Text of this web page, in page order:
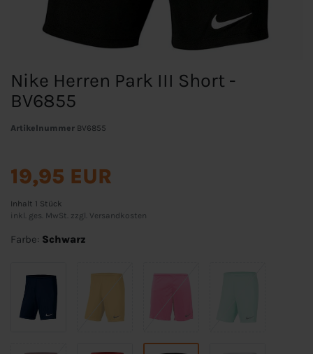
Nike Herren Park III Short -
BV6855
Artikelnummer BV6855
19,95 EUR
Inhalt 1 Stück
inkl. ges. MwSt. zzgl. Versandkosten
Farbe: Schwarz